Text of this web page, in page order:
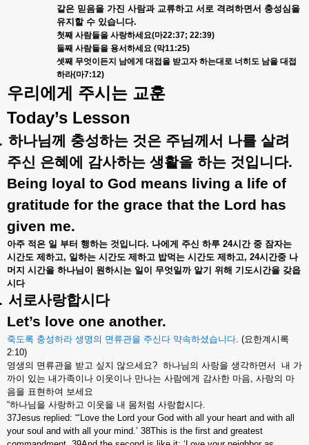
같은 믿음을 가진 사람과 교류하고 서로 격려하면서 충성심을
유지할 수 있습니다.
첫째 사람들을 사랑하세요(마22:37; 22:39)
둘째 사람들을 용서하세요 (막11:25)
셋째 무엇이든지 남에게 대접을 받고자 하는대로 너히도 남을 대접
하라(마7:12)
우리에게 주시는 교훈
Today’s Lesson
하나님께 충성하는 것은 주님께서 나를 살려
주신 은혜에 감사하는 생활을 하는 것입니다.
Being loyal to God means living a life of
gratitude for the grace that the Lord has
given me.
아주 적은 일 부터 행하는 것입니다. 나에게 주신 하루 24시간 중 잠자는
시간도 제하고, 일하는 시간도 제하고 밥먹는 시간도 제하고, 24시간중 나
머지 시간을 하나님이 원하시는 일이 무엇일까 알기 위해 기도시간을 갖읍
시다
서로사랑합시다
Let’s love one another.
죽도록 충성하라 생명의 면류관을 주신다 약속하셨습니다. (요한계시록
2:10)
영생의 면류관을 받고 싶지 않으세요? 하나님의 사랑을 생각하면서 내 가
까이 있는 내가족이나 이웃이나 만나는 사람에게 감사한 마음, 사랑의 마
음을 표현하여 보세요
“하나님을 사랑하고 이웃을 내 몸처럼 사랑합시다.
37Jesus replied: “‘ Love the Lord your God with all your heart and with all
your soul and with all your mind.’ 38This is the first and greatest